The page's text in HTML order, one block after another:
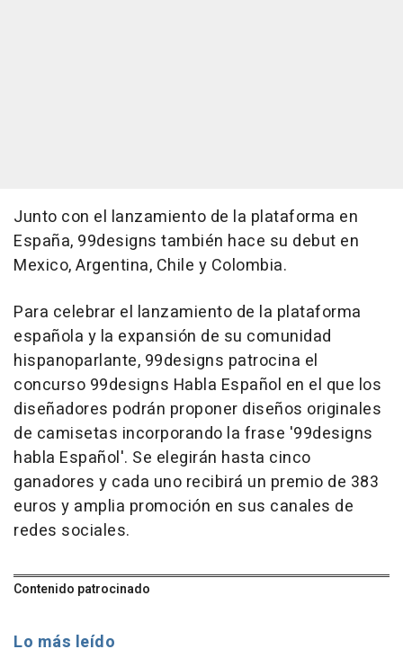
Junto con el lanzamiento de la plataforma en
España, 99designs también hace su debut en
Mexico, Argentina, Chile y Colombia.
Para celebrar el lanzamiento de la plataforma
española y la expansión de su comunidad
hispanoparlante, 99designs patrocina el
concurso 99designs Habla Español en el que los
diseñadores podrán proponer diseños originales
de camisetas incorporando la frase '99designs
habla Español'. Se elegirán hasta cinco
ganadores y cada uno recibirá un premio de 383
euros y amplia promoción en sus canales de
redes sociales.
Contenido patrocinado
Lo más leído